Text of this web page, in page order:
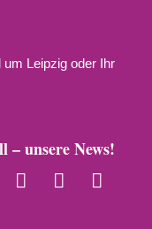
Leipzig oder Ihr
– unsere News!